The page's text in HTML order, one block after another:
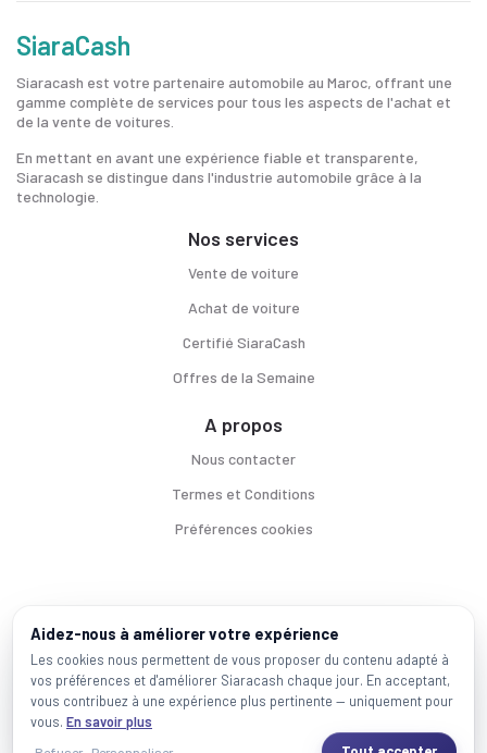
SiaraCash
Siaracash est votre partenaire automobile au Maroc, offrant une
gamme complète de services pour tous les aspects de l'achat et
de la vente de voitures.
En mettant en avant une expérience fiable et transparente,
Siaracash se distingue dans l'industrie automobile grâce à la
technologie.
Nos services
Vente de voiture
Achat de voiture
Certifié SiaraCash
Offres de la Semaine
A propos
Nous contacter
Termes et Conditions
Préférences cookies
Voitures par ville
Casablanca | | Mohammadia |Salé | |
Marques populaires
Mercedes| |Volkswagen | Renault Toyota Peugeot
Aidez-nous à améliorer votre expérience
Les cookies nous permettent de vous proposer du contenu adapté à
vos préférences et d'améliorer Siaracash chaque jour. En acceptant,
vous contribuez à une expérience plus pertinente — uniquement pour
vous. En savoir plus